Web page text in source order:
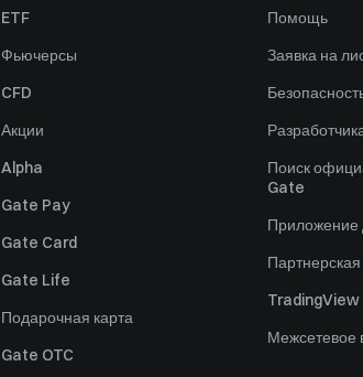
ETF
Фьючерсы
CFD
Акции
Alpha
Gate Pay
Gate Card
Gate Life
Подарочная карта
Gate OTC
Помощь
Заявка на
Поиск
Gate
Приложение
TradingView
Межсетевое